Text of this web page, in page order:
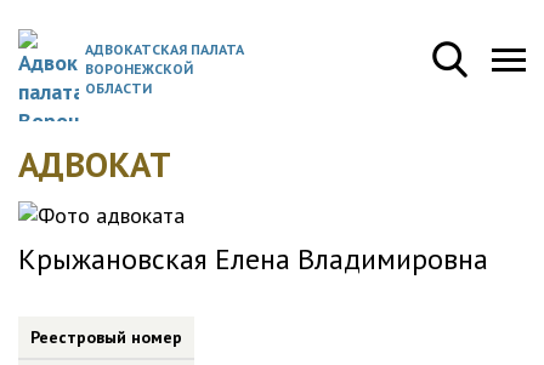
АДВОКАТСКАЯ ПАЛАТА
ВОРОНЕЖСКОЙ
ОБЛАСТИ
АДВОКАТ
Крыжановская Елена Владимировна
Реестровый номер